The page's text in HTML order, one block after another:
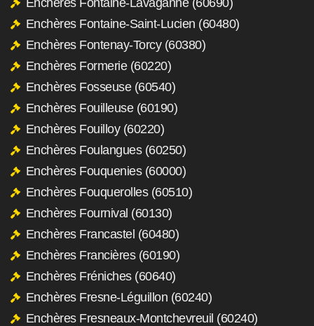
Enchères Fontaine-Saint-Lucien (60480)
Enchères Fontenay-Torcy (60380)
Enchères Formerie (60220)
Enchères Fosseuse (60540)
Enchères Fouilleuse (60190)
Enchères Fouilloy (60220)
Enchères Foulangues (60250)
Enchères Fouquenies (60000)
Enchères Fouquerolles (60510)
Enchères Fournival (60130)
Enchères Francastel (60480)
Enchères Francières (60190)
Enchères Fréniches (60640)
Enchères Fresne-Léguillon (60240)
Enchères Fresneaux-Montchevreuil (60240)